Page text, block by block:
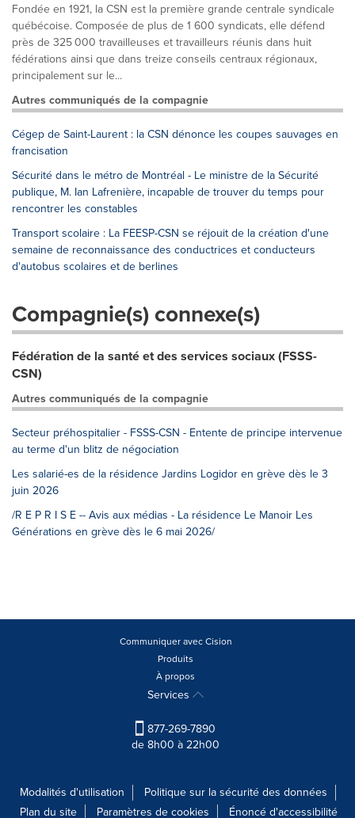
Fondée en 1921, la CSN est la première grande centrale syndicale
québécoise. Composée de plus de 1 600 syndicats, elle défend
près de 325 000 travailleuses et travailleurs réunis dans huit
fédérations ainsi que dans treize conseils centraux régionaux,
principalement sur le...
Autres communiqués de la compagnie
Cégep de Saint-Laurent : la CSN dénonce les coupes sauvages en
francisation
Sécurité dans le métro de Montréal - Le ministre de la Sécurité
publique, M. Ian Lafrenière, incapable de trouver du temps pour
rencontrer les constables
Transport scolaire : La FEESP-CSN se réjouit de la création d'une
semaine de reconnaissance des conductrices et conducteurs
d'autobus scolaires et de berlines
Compagnie(s) connexe(s)
Fédération de la santé et des services sociaux (FSSS-
CSN)
Autres communiqués de la compagnie
Secteur préhospitalier - FSSS-CSN - Entente de principe intervenue
au terme d'un blitz de négociation
Les salarié-es de la résidence Jardins Logidor en grève dès le 3
juin 2026
/R E P R I S E -- Avis aux médias - La résidence Le Manoir Les
Générations en grève dès le 6 mai 2026/
Communiquer avec Cision
Produits
À propos
Services
877-269-7890
de 8h00 à 22h00
Modalités d'utilisation
Politique sur la sécurité des données
Plan du site
Paramètres de cookies Énoncé d'accessibilité